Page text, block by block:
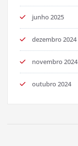
junho 2025
dezembro 2024
novembro 2024
outubro 2024